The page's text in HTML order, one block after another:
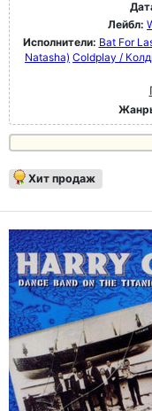
Лейбл:
Исполнители: Bat For
Natasha) Coldplay /
Хит продаж